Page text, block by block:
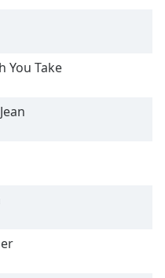
You Take